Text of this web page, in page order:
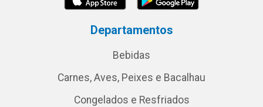
Departamentos
Bebidas
Carnes, Aves, Peixes e Bacalhau
Congelados e Resfriados